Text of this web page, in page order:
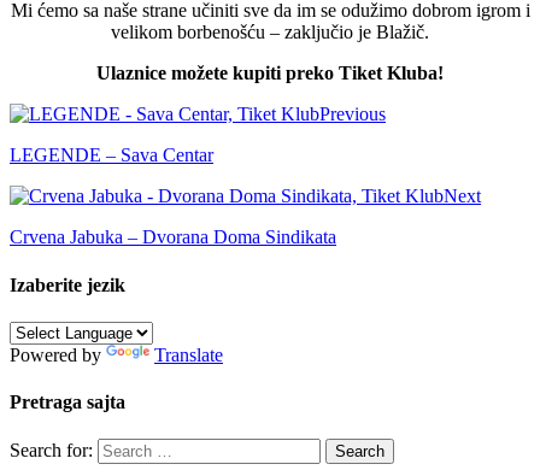
Mi ćemo sa naše strane učiniti sve da im se odužimo dobrom igrom i
velikom borbenošću – zaključio je Blažič.
Ulaznice možete kupiti preko Tiket Kluba!
Previous
LEGENDE – Sava Centar
Next
Crvena Jabuka – Dvorana Doma Sindikata
Izaberite jezik
Powered by Translate
Pretraga sajta
Search for: